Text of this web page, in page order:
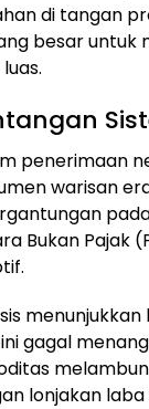
di tangan
besar untuk
penerimaan
warisan
Bukan Pajak
gagal
lonjakan